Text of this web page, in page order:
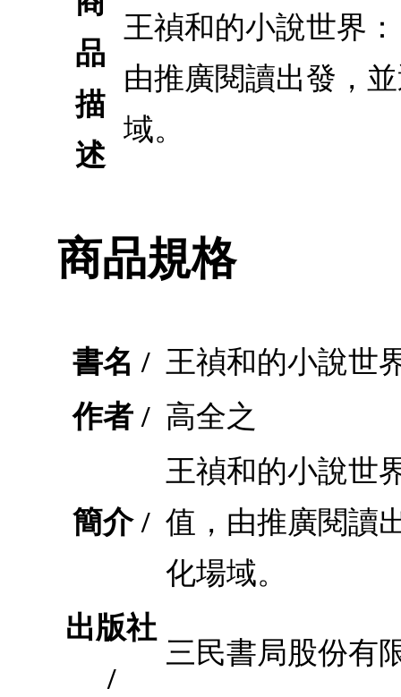
品
描
述
王禎和的小說世界
由推廣閱讀出發，
域。
商品規格
書名 / 王禎和的小說世
作者 / 高全之
簡介 /
王禎和的小說世
值，由推廣閱讀
化場域。
出版社
/
三民書局股份有